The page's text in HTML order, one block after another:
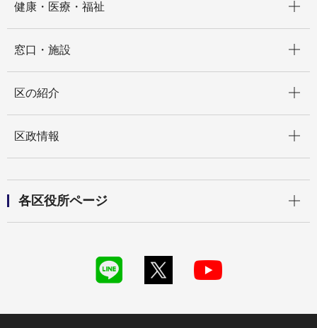
健康・医療・福祉
窓口・施設
区の紹介
区政情報
各区役所ページ